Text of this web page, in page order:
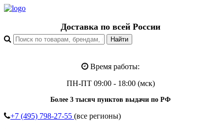
Доставка по всей России
Время работы:
ПН-ПТ 09:00 - 18:00 (мск)
Более 3 тысяч пунктов выдачи по РФ
+7 (495) 798-27-55 (все регионы)